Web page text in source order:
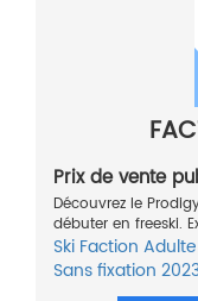
Prix de vente
Découvrez le
débuter en freeski.
Ski Faction
Sans fixation